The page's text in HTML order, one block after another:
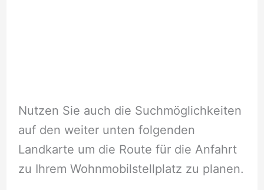
Nutzen Sie auch die Suchmöglichkeiten
auf den weiter unten folgenden
Landkarte um die Route für die Anfahrt
zu Ihrem Wohnmobilstellplatz zu planen.